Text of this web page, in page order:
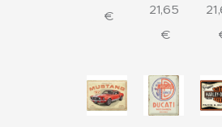
€
21,65
€